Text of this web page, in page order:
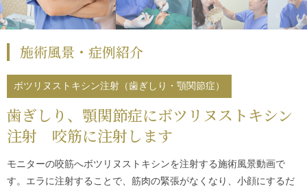
施術風景・症例紹介
ボツリヌストキシン注射（歯ぎしり・顎関節症）
歯ぎしり、顎関節症にボツリヌストキシン
注射 咬筋に注射します
モニターの咬筋へボツリヌストキシンを注射する施術風景動画で
す。エラに注射することで、筋肉の緊張がなくなり、小顔にするだ